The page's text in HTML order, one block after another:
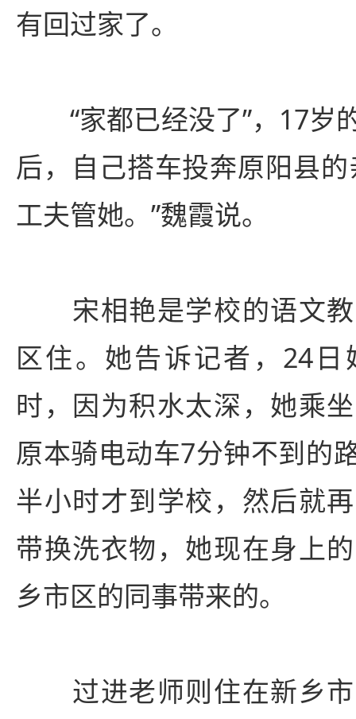
有回过家了。
“家都已经没了”，17岁
后，自己搭车投奔原阳县
工夫管她。”魏霞说。
宋相艳是学校的语文教
区住。她告诉记者，24
时，因为积水太深，她乘
原本骑电动车7分钟不到的
半小时才到学校，然后就
带换洗衣物，她现在身上
乡市区的同事带来的。
过进老师则住在新乡市